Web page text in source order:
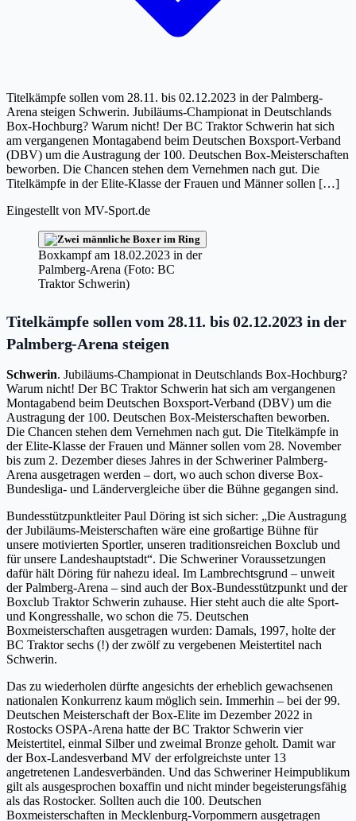
Titelkämpfe sollen vom 28.11. bis 02.12.2023 in der Palmberg-
Arena steigen Schwerin. Jubiläums-Championat in Deutschlands
Box-Hochburg? Warum nicht! Der BC Traktor Schwerin hat sich
am vergangenen Montagabend beim Deutschen Boxsport-Verband
(DBV) um die Austragung der 100. Deutschen Box-Meisterschaften
beworben. Die Chancen stehen dem Vernehmen nach gut. Die
Titelkämpfe in der Elite-Klasse der Frauen und Männer sollen […]
Eingestellt von MV-Sport.de
Boxkampf am 18.02.2023 in der
Palmberg-Arena (Foto: BC
Traktor Schwerin)
Titelkämpfe sollen vom 28.11. bis 02.12.2023 in der
Palmberg-Arena steigen
Schwerin. Jubiläums-Championat in Deutschlands Box-Hochburg?
Warum nicht! Der BC Traktor Schwerin hat sich am vergangenen
Montagabend beim Deutschen Boxsport-Verband (DBV) um die
Austragung der 100. Deutschen Box-Meisterschaften beworben.
Die Chancen stehen dem Vernehmen nach gut. Die Titelkämpfe in
der Elite-Klasse der Frauen und Männer sollen vom 28. November
bis zum 2. Dezember dieses Jahres in der Schweriner Palmberg-
Arena ausgetragen werden – dort, wo auch schon diverse Box-
Bundesliga- und Ländervergleiche über die Bühne gegangen sind.
Bundesstützpunktleiter Paul Döring ist sich sicher: „Die Austragung
der Jubiläums-Meisterschaften wäre eine großartige Bühne für
unsere motivierten Sportler, unseren traditionsreichen Boxclub und
für unsere Landeshauptstadt“. Die Schweriner Voraussetzungen
dafür hält Döring für nahezu ideal. Im Lambrechtsgrund – unweit
der Palmberg-Arena – sind auch der Box-Bundesstützpunkt und der
Boxclub Traktor Schwerin zuhause. Hier steht auch die alte Sport-
und Kongresshalle, wo schon die 75. Deutschen
Boxmeisterschaften ausgetragen wurden: Damals, 1997, holte der
BC Traktor sechs (!) der zwölf zu vergebenen Meistertitel nach
Schwerin.
Das zu wiederholen dürfte angesichts der erheblich gewachsenen
nationalen Konkurrenz kaum möglich sein. Immerhin – bei der 99.
Deutschen Meisterschaft der Box-Elite im Dezember 2022 in
Rostocks OSPA-Arena hatte der BC Traktor Schwerin vier
Meistertitel, einmal Silber und zweimal Bronze geholt. Damit war
der Box-Landesverband MV der erfolgreichste unter 13
angetretenen Landesverbänden. Und das Schweriner Heimpublikum
gilt als ausgesprochen boxaffin und nicht minder begeisterungsfähig
als das Rostocker. Sollten auch die 100. Deutschen
Boxmeisterschaften in Mecklenburg-Vorpommern ausgetragen